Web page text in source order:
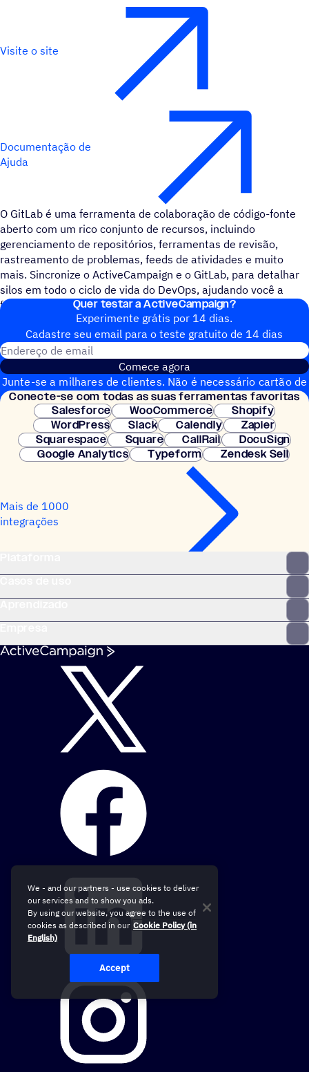
Visite o site
Documentação de
Ajuda
O GitLab é uma ferramenta de colaboração de código-fonte
aberto com um rico conjunto de recursos, incluindo
gerenciamento de repositórios, ferramentas de revisão,
rastreamento de problemas, feeds de atividades e muito
mais. Sincronize o ActiveCampaign e o GitLab, para detalhar
silos em todo o ciclo de vida do DevOps, ajudando você a
fornecer melhor software, mais rápido.
Quer testar a ActiveCampaign?
Experimente grátis por 14 dias.
Cadastre seu email para o teste gratuito de 14 dias
Comece agora
Junte-se a milhares de clientes. Não é necessário cartão de
crédito. Configuração instantânea.
Conecte-se com todas as suas ferramentas favoritas
Salesforce
WooCommerce
Shopify
WordPress
Slack Calendly
Zapier
Squarespace
Square CallRail
DocuSign
Google Analytics
Typeform Zendesk Sell
Mais de 1000
integrações
We - and our partners - use cookies to deliver
our services and to show you ads.
By using our website, you agree to the use of
cookies as described in our Cookie Policy (in
English)
Accept